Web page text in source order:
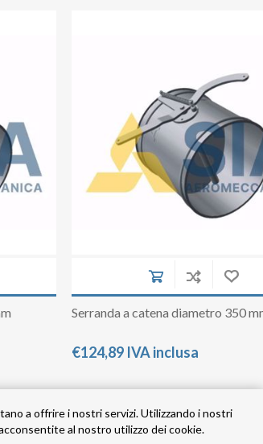
Serranda a catena diametro 350
€124,89 IVA inclusa
a offrire i nostri servizi. Utilizzando i nostri
al nostro utilizzo dei cookie.